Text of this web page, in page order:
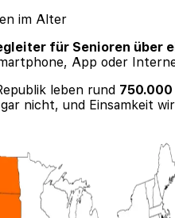
im Alter
für Senioren über
App oder
leben rund
nicht, und Einsamkeit